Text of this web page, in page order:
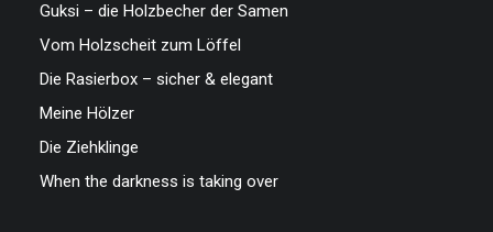
Guksi – die Holzbecher der Samen
Vom Holzscheit zum Löffel
Die Rasierbox – sicher & elegant
Meine Hölzer
Die Ziehklinge
When the darkness is taking over